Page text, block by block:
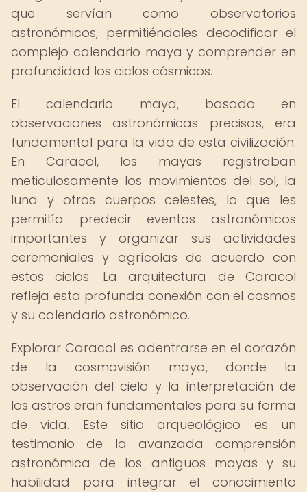
que servían como observatorios
astronómicos, permitiéndoles decodificar el
complejo calendario maya y comprender en
profundidad los ciclos cósmicos.
El calendario maya, basado en
observaciones astronómicas precisas, era
fundamental para la vida de esta civilización.
En Caracol, los mayas registraban
meticulosamente los movimientos del sol, la
luna y otros cuerpos celestes, lo que les
permitía predecir eventos astronómicos
importantes y organizar sus actividades
ceremoniales y agrícolas de acuerdo con
estos ciclos. La arquitectura de Caracol
refleja esta profunda conexión con el cosmos
y su calendario astronómico.
Explorar Caracol es adentrarse en el corazón
de la cosmovisión maya, donde la
observación del cielo y la interpretación de
los astros eran fundamentales para su forma
de vida. Este sitio arqueológico es un
testimonio de la avanzada comprensión
astronómica de los antiguos mayas y su
habilidad para integrar el conocimiento